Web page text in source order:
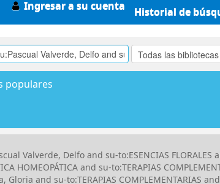
Ingresar a su cuenta Historial de
populares
Valverde, Delfo and su-to:ESENCIAS FLORALES
HOMEOPÁTICA and su-to:TERAPIAS
and su-to:TERAPIAS COMPLEMENTARIAS